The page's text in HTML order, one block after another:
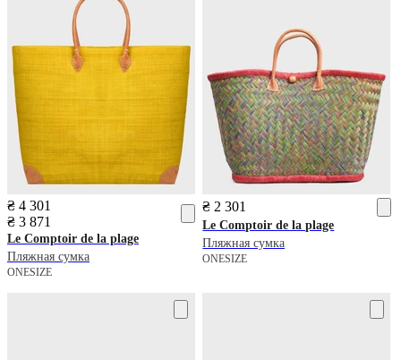
₴ 4 301
₴ 3 871
Le Comptoir de la plage
Пляжная сумка
ONESIZE
₴ 2 301
Le Comptoir de la plage
Пляжная сумка
ONESIZE